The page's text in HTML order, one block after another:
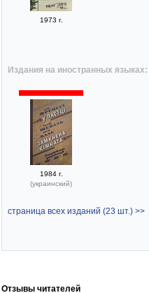
1973 г.
Издания на иностранных языках:
1984 г.
(украинский)
страница всех изданий (23 шт.) >>
Отзывы читателей